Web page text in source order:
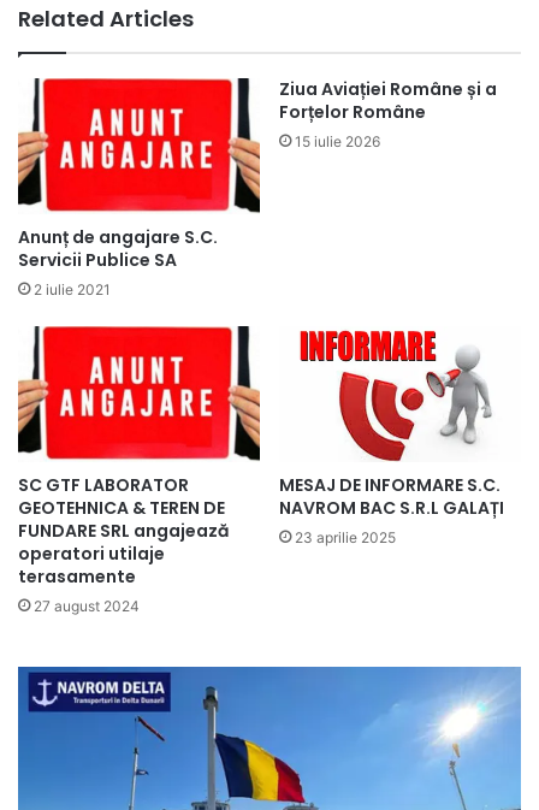
Related Articles
Anunț de angajare S.C.
Servicii Publice SA
2 iulie 2021
Ziua Aviației Române și a
Forțelor Române
15 iulie 2026
SC GTF LABORATOR
GEOTEHNICA & TEREN DE
FUNDARE SRL angajează
operatori utilaje
terasamente
27 august 2024
MESAJ DE INFORMARE S.C.
NAVROM BAC S.R.L GALAȚI
23 aprilie 2025